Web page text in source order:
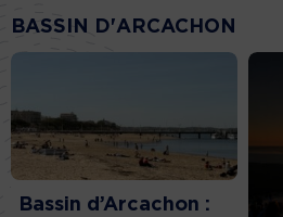
BASSIN D'ARCACHON
Bassin d’Arcachon :